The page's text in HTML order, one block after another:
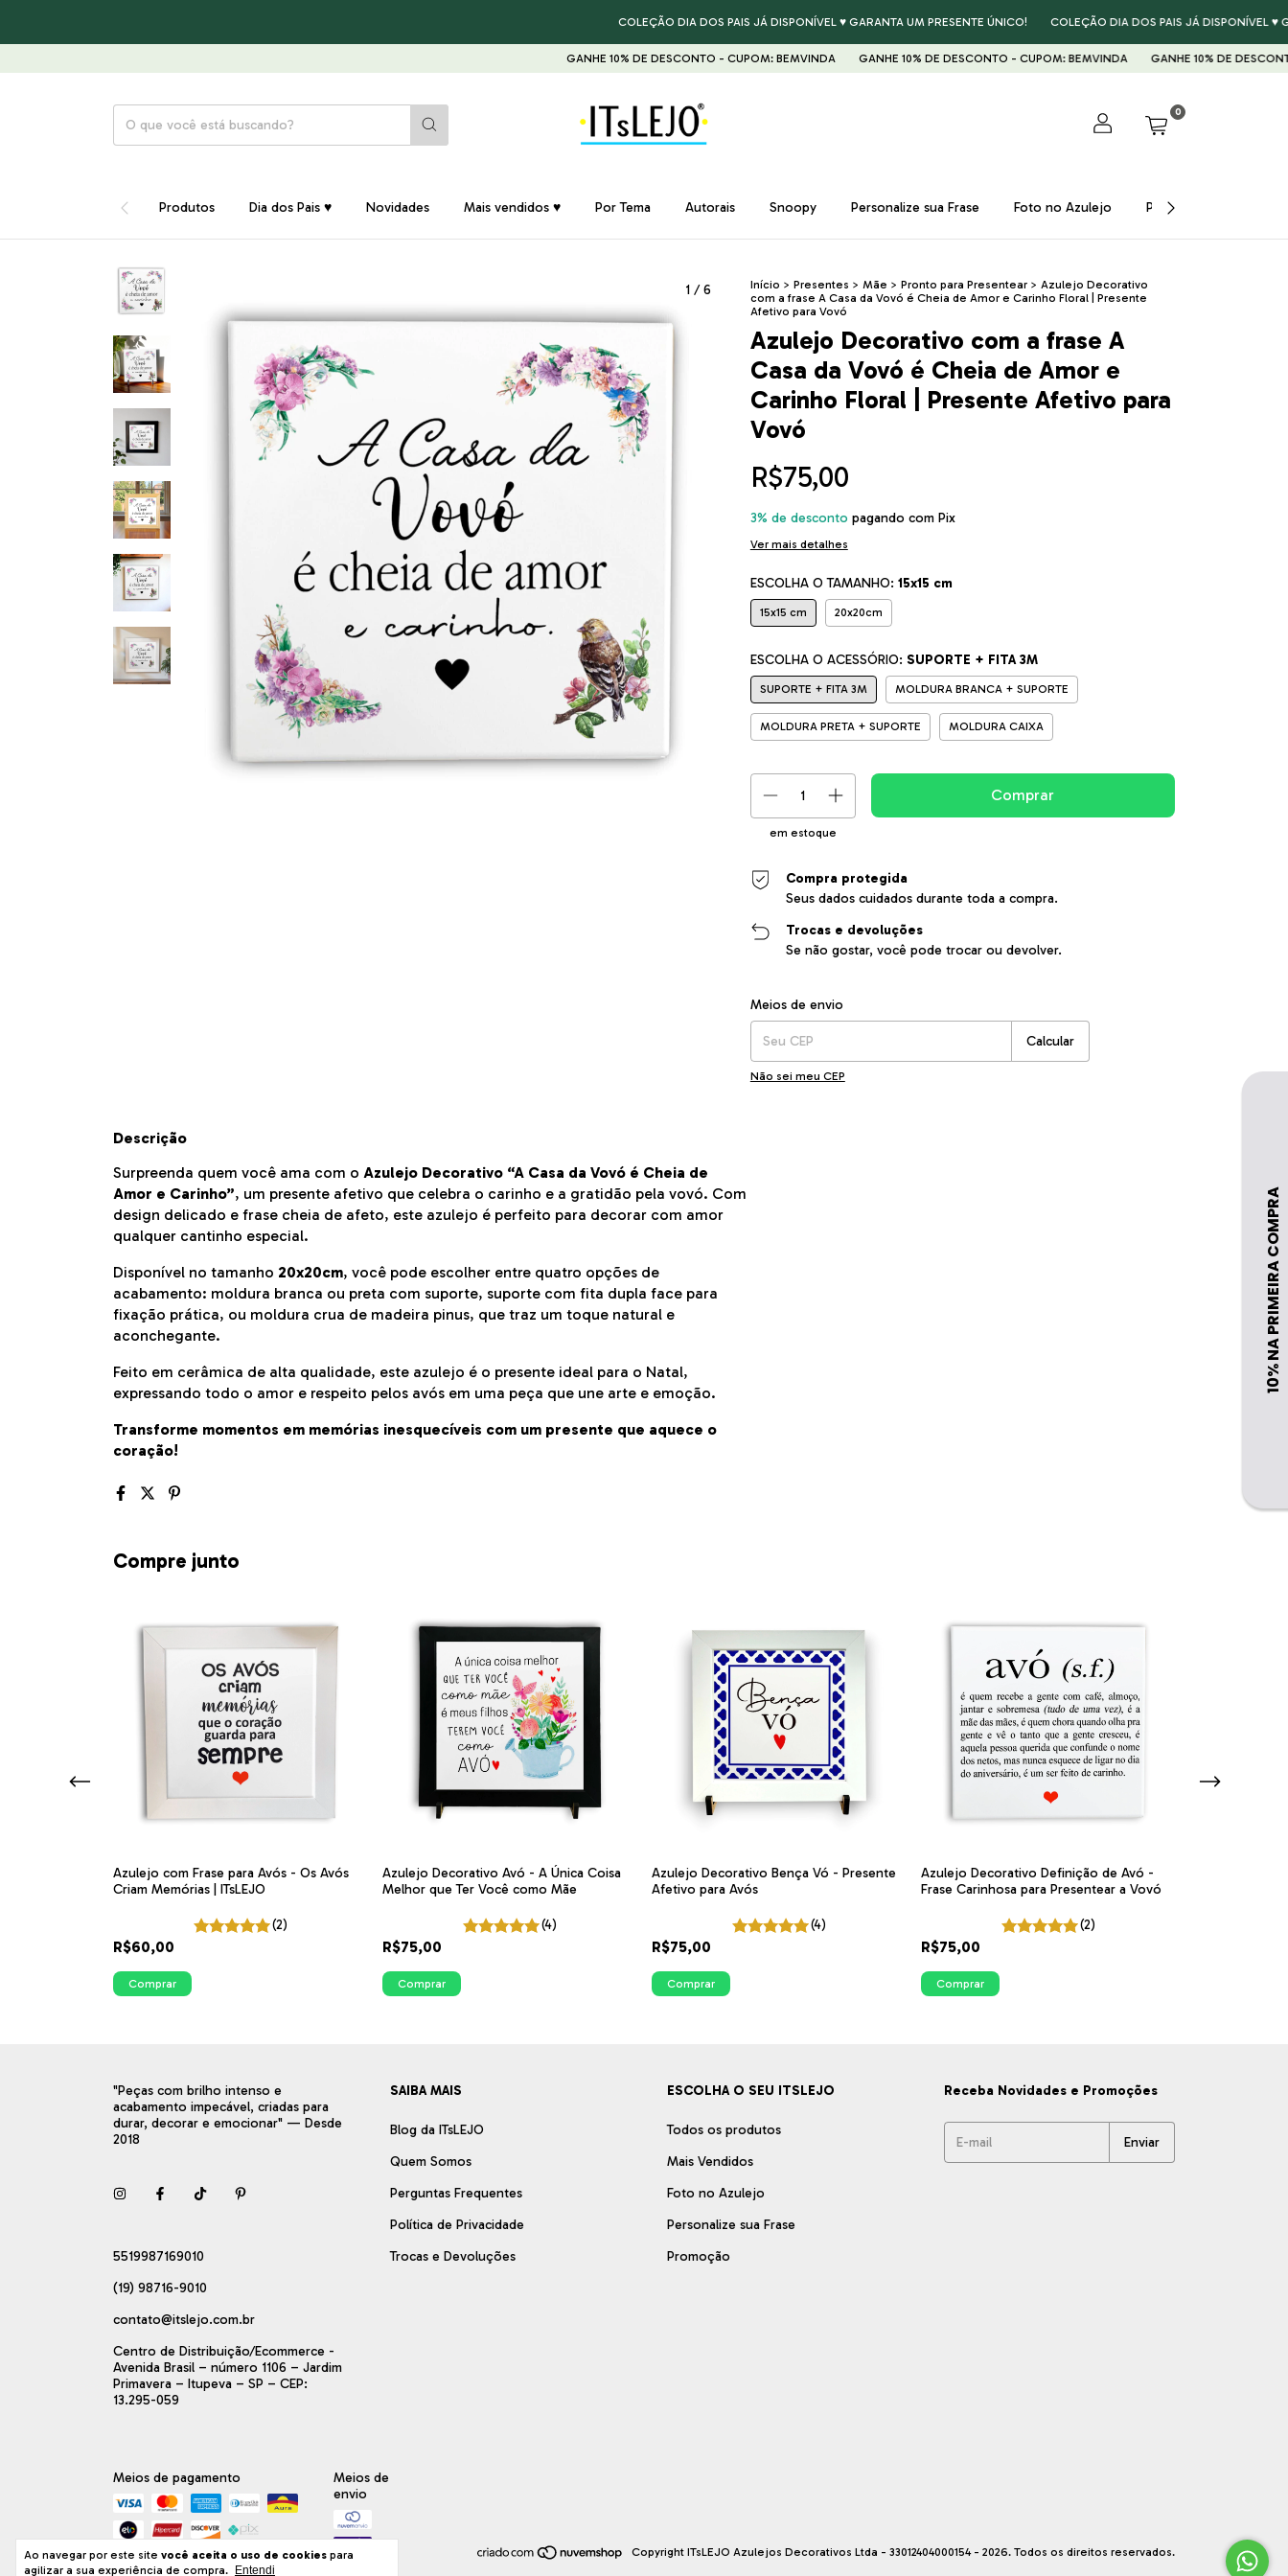
COLEÇÃO DIA DOS PAIS JÁ DISPONÍVEL ♥ GARANTA UM PRESENTE ÚNICO! COLEÇÃO DIA DOS PAIS JÁ DISPONÍVEL ♥
GANHE 10% DE DESCONTO - CUPOM: BEMVINDA GANHE 10% DE DESCONTO - CUPOM: BEMVINDA GANHE 10% DE DESCONTO -
0
Produtos Dia dos Pais ♥ Novidades Mais vendidos ♥ Por Tema Autorais Snoopy Personalize sua Frase Foto no Azulejo Presentes ♥
Ao navegar por este site você aceita o uso de cookies para
agilizar a sua experiência de compra.
Entendi
1/6 Início > Presentes > Mãe > Pronto para Presentear > Azulejo Decorativo
com a frase A Casa da Vovó é Cheia de Amor e Carinho Floral | Presente
Afetivo para Vovó
Azulejo Decorativo com a frase A
Casa da Vovó é Cheia de Amor e
Carinho Floral | Presente Afetivo para
Vovó
R$75,00
3% de desconto pagando com Pix
Ver mais detalhes
ESCOLHA O TAMANHO: 15x15 cm
15x15 cm 20x20cm
ESCOLHA O ACESSÓRIO: SUPORTE + FITA 3M
SUPORTE + FITA 3M MOLDURA BRANCA + SUPORTE
MOLDURA PRETA + SUPORTE MOLDURA CAIXA
em estoque
Compra protegida
Seus dados cuidados durante toda a compra.
Trocas e devoluções
Se não gostar, você pode trocar ou devolver.
Entregas para o CEP:
Meios de envio
Calcular
Não sei meu CEP
Descrição
Surpreenda quem você ama com o Azulejo Decorativo “A Casa da Vovó é Cheia de
Amor e Carinho”, um presente afetivo que celebra o carinho e a gratidão pela vovó. Com
design delicado e frase cheia de afeto, este azulejo é perfeito para decorar com amor
qualquer cantinho especial.
Disponível no tamanho 20x20cm, você pode escolher entre quatro opções de
acabamento: moldura branca ou preta com suporte, suporte com fita dupla face para
fixação prática, ou moldura crua de madeira pinus, que traz um toque natural e
aconchegante.
Feito em cerâmica de alta qualidade, este azulejo é o presente ideal para o Natal,
expressando todo o amor e respeito pelos avós em uma peça que une arte e emoção.
Transforme momentos em memórias inesquecíveis com um presente que aquece o
coração!
Compre junto
Azulejo com Frase para Avós - Os Avós
Criam Memórias | ITsLEJO
(2)
R$60,00
Comprar
Azulejo Decorativo Avó - A Única Coisa
Melhor que Ter Você como Mãe
(4)
R$75,00
Comprar
Azulejo Decorativo Bença Vó - Presente
Afetivo para Avós
(4)
R$75,00
Comprar
Azulejo Decorativo Definição de Avó -
Frase Carinhosa para Presentear a Vovó
(2)
R$75,00
Comprar
"Peças com brilho intenso e
acabamento impecável, criadas para
durar, decorar e emocionar" — Desde
2018
5519987169010
(19) 98716-9010
contato@itslejo.com.br
Centro de Distribuição/Ecommerce -
Avenida Brasil – número 1106 – Jardim
Primavera – Itupeva – SP – CEP:
13.295-059
SAIBA MAIS
Blog da ITsLEJO
Quem Somos
Perguntas Frequentes
Política de Privacidade
Trocas e Devoluções
ESCOLHA O SEU ITSLEJO
Todos os produtos
Mais Vendidos
Foto no Azulejo
Personalize sua Frase
Promoção
Receba Novidades e Promoções
Meios de pagamento
Meios de
envio
Copyright ITsLEJO Azulejos Decorativos Ltda - 33012404000154 - 2026. Todos os direitos reservados.